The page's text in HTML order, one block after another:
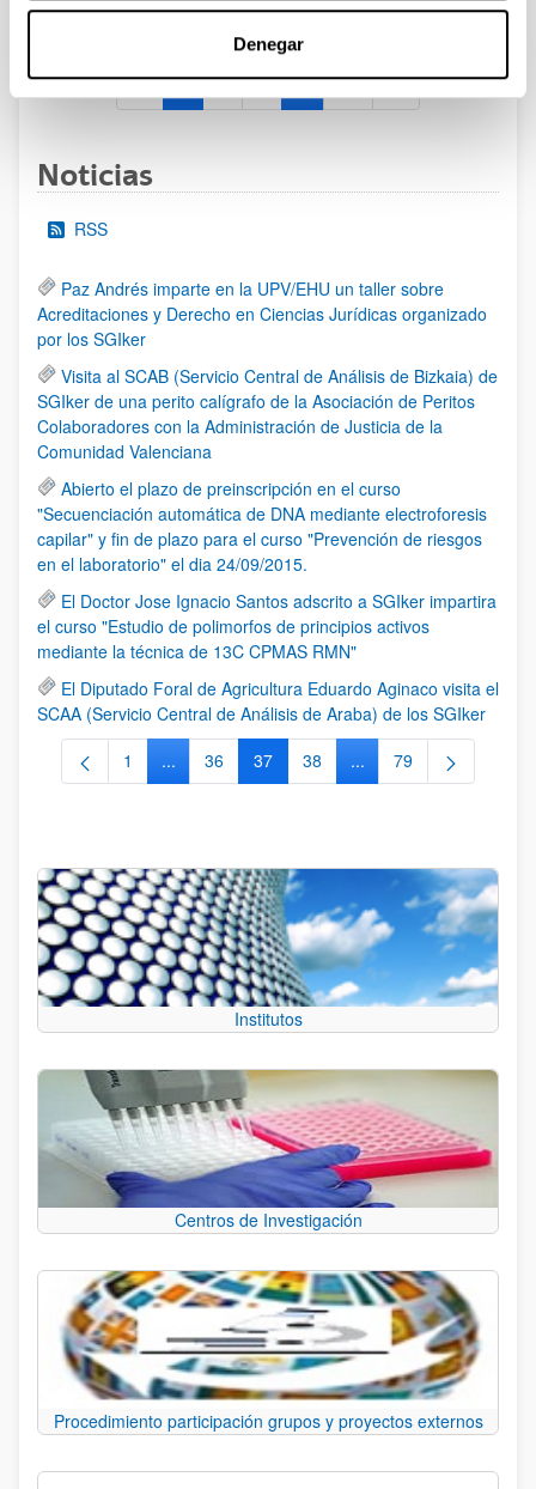
Denegar
al 30/07/2026 (ambos incluídos)
Página
1 Página
2 Página
3 ...Páginas intermedias Use TAB
Página
95
Noticias
RSS
Paz Andrés imparte en la UPV/EHU un taller sobre
Acreditaciones y Derecho en Ciencias Jurídicas organizado
por los SGIker
Visita al SCAB (Servicio Central de Análisis de Bizkaia) de
SGIker de una perito calígrafo de la Asociación de Peritos
Colaboradores con la Administración de Justicia de la
Comunidad Valenciana
Abierto el plazo de preinscripción en el curso
"Secuenciación automática de DNA mediante electroforesis
capilar" y fin de plazo para el curso "Prevención de riesgos
en el laboratorio" el dia 24/09/2015.
El Doctor Jose Ignacio Santos adscrito a SGIker impartira
el curso "Estudio de polimorfos de principios activos
mediante la técnica de 13C CPMAS RMN"
El Diputado Foral de Agricultura Eduardo Aginaco visita el
SCAA (Servicio Central de Análisis de Araba) de los SGIker
Página
1 ...Páginas intermedias Use TAB para desplazarse.
Página
36 Página
37 Página
38 ...Páginas intermedias
Página
79
Institutos
Centros de Investigación
Procedimiento participación grupos y proyectos externos